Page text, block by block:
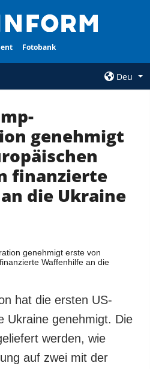
Fotobank
Deu
AGENTUR
Über uns
Kontakte
services
personenbezogener
Daten
genehmigt
finanzierte
die Ukraine
hat die ersten US-
Ukraine genehmigt. Die
werden, wie
auf zwei mit der